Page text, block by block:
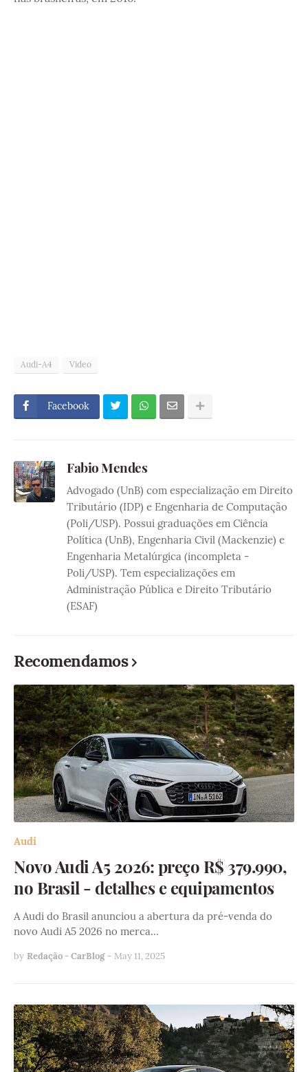
Audi-A4 Video
Facebook
Fabio Mendes
Advogado (UnB) com especialização em Direito
Tributário (IDP) e Engenharia de Computação
(Poli/USP). Possui graduações em Ciência
Política (UnB), Engenharia Civil (Mackenzie) e
Engenharia Metalúrgica (incompleta -
Poli/USP). Tem especializações em
Administração Pública e Direito Tributário
(ESAF)
Recomendamos
Audi
Novo Audi A5 2026: preço R$ 379.990,
no Brasil - detalhes e equipamentos
A Audi do Brasil anunciou a abertura da pré-venda do
novo Audi A5 2026 no merca…
by Redação - CarBlog - May 11, 2025